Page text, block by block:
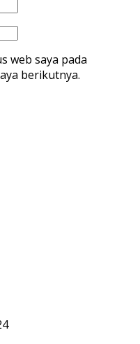
web saya pada
berikutnya.